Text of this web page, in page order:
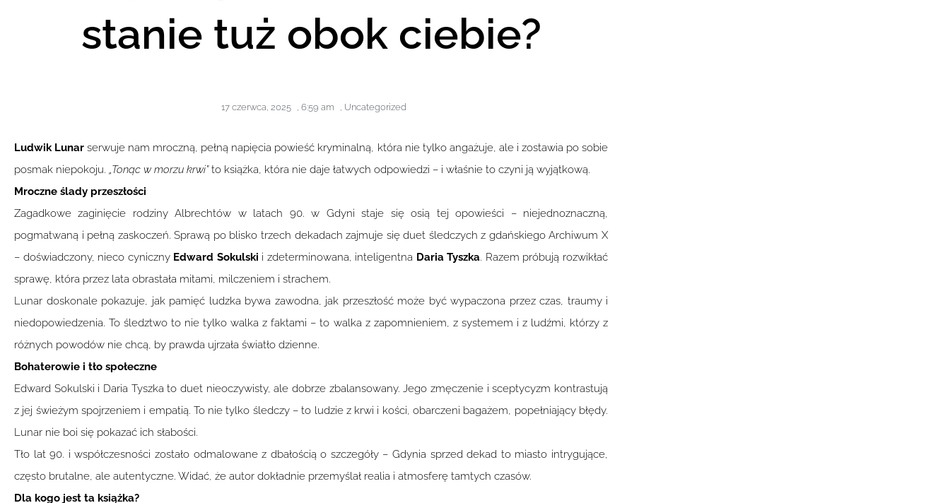
stanie tuż obok ciebie?
17 czerwca, 2025 , 6:59 am , Uncategorized
Ludwik Lunar serwuje nam mroczną, pełną napięcia powieść kryminalną, która nie tylko angażuje, ale i zostawia po sobie
posmak niepokoju. „Tonąc w morzu krwi”to książka, która nie daje łatwych odpowiedzi – i właśnie to czyni ją wyjątkową.
Mroczne ślady przeszłości
Zagadkowe zaginięcie rodziny Albrechtów w latach 90. w Gdyni staje się osią tej opowieści – niejednoznaczną,
pogmatwaną i pełną zaskoczeń. Sprawą po blisko trzech dekadach zajmuje się duet śledczych z gdańskiego Archiwum X
– doświadczony, nieco cyniczny Edward Sokulski i zdeterminowana, inteligentna Daria Tyszka. Razem próbują rozwikłać
sprawę, która przez lata obrastała mitami, milczeniem i strachem.
Lunar doskonale pokazuje, jak pamięć ludzka bywa zawodna, jak przeszłość może być wypaczona przez czas, traumy i
niedopowiedzenia. To śledztwo to nie tylko walka z faktami – to walka z zapomnieniem, z systemem i z ludźmi, którzy z
różnych powodów nie chcą, by prawda ujrzała światło dzienne.
Bohaterowie i tło społeczne
Edward Sokulski i Daria Tyszka to duet nieoczywisty, ale dobrze zbalansowany. Jego zmęczenie i sceptycyzm kontrastują
z jej świeżym spojrzeniem i empatią. To nie tylko śledczy – to ludzie z krwi i kości, obarczeni bagażem, popełniający błędy.
Lunar nie boi się pokazać ich słabości.
Tło lat 90. i współczesności zostało odmalowane z dbałością o szczegóły – Gdynia sprzed dekad to miasto intrygujące,
często brutalne, ale autentyczne. Widać, że autor dokładnie przemyślał realia i atmosferę tamtych czasów.
Dla kogo jest ta książka?